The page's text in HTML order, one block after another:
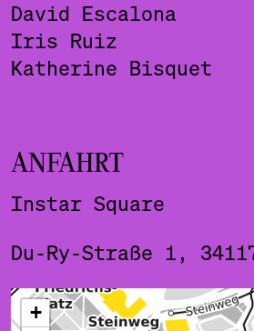
David Escalona
Iris Ruiz
Katherine Bisquet
ANFAHRT
Instar Square
Du-Ry-Straße 1,
ˇ